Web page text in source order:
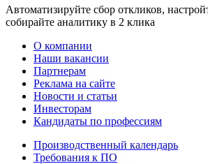
Автоматизируйте сбор откликов,
собирайте аналитику в 2 клика
О компании
Наши вакансии
Партнерам
Реклама на сайте
Новости и статьи
Инвесторам
Кандидаты по профессиям
Производственный календарь
Требования к ПО